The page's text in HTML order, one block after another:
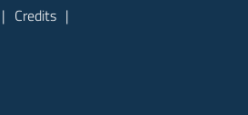
Credits